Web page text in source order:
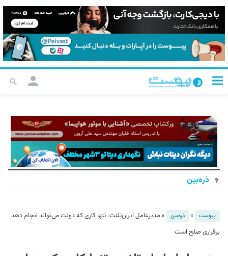
ذره‌بین
پیوست » ذره‌بین »مدیرعامل ایران‌تلنت: تنها کاری که دولت می‌تواند انجام دهد
برقراری صلح است